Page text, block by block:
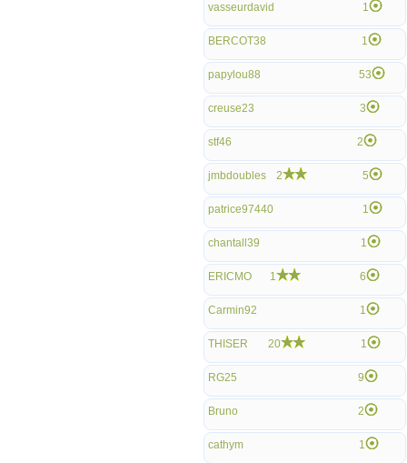
vasseurdavid 1
BERCOT38 1
papylou88 53
creuse23 3
stf46 2
jmbdoubles 2 5
patrice97440 1
chantall39 1
ERICMO 1 6
Carmin92 1
THISER 20 1
RG25 9
Bruno 2
cathym 1